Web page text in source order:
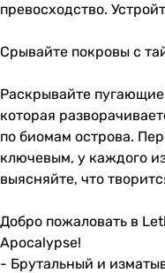
превосходство.
Срывайте покровы с
Раскрывайте
которая
по биомам острова.
ключевым, у каждого
выясняйте, что
Добро пожаловать в
Apocalypse!
- Брутальный и